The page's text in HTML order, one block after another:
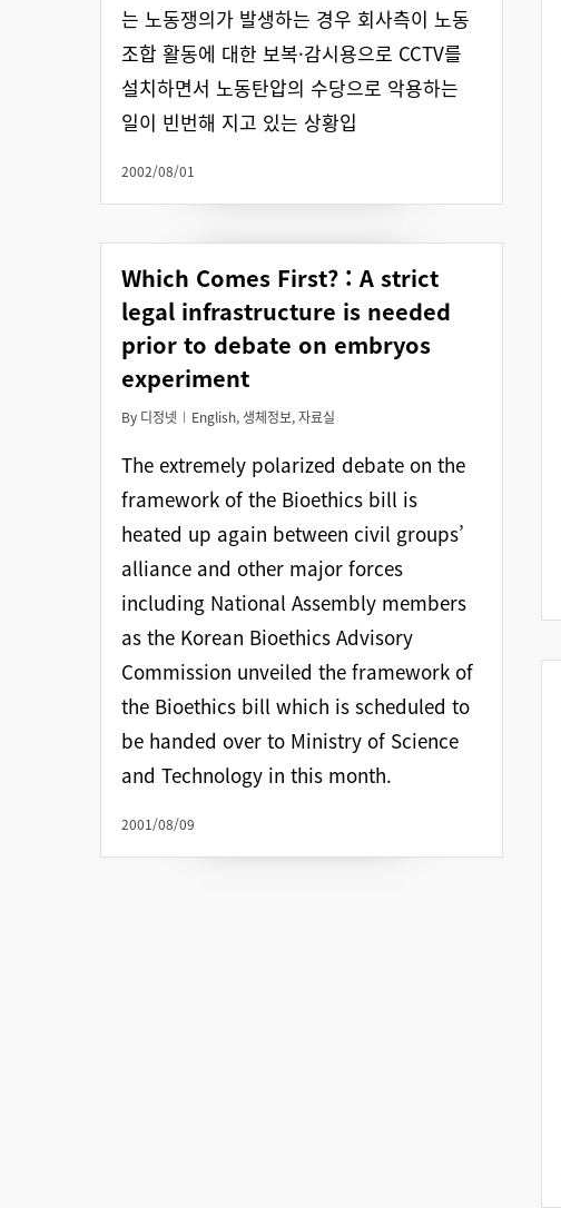
는 노동쟁의가 발생하는 경우 회사측이 노동
조합 활동에 대한 보복·감시용으로 CCTV를
설치하면서 노동탄압의 수당으로 악용하는
일이 빈번해 지고 있는 상황입
2002/08/01
Which Comes First? : A strict
legal infrastructure is needed
prior to debate on embryos
experiment
By 디정넷 English,생체정보,자료실
The extremely polarized debate on the
framework of the Bioethics bill is
heated up again between civil groups’
alliance and other major forces
including National Assembly members
as the Korean Bioethics Advisory
Commission unveiled the framework of
the Bioethics bill which is scheduled to
be handed over to Ministry of Science
and Technology in this month.
2001/08/09